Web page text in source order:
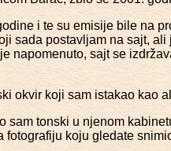
i te su emisije bile na
sada postavljam na sajt,
napomenuto, sajt se
okvir koji sam istakao kao
sam tonski u njenom
koju gledate